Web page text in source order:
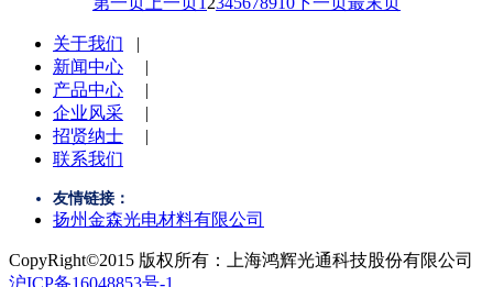
关于我们 |
新闻中心 |
产品中心 |
企业风采 |
招贤纳士 |
联系我们
友情链接：
扬州金森光电材料有限公司
CopyRight©2015 版权所有：上海鸿辉光通科技股份有限公司
沪ICP备16048853号-1